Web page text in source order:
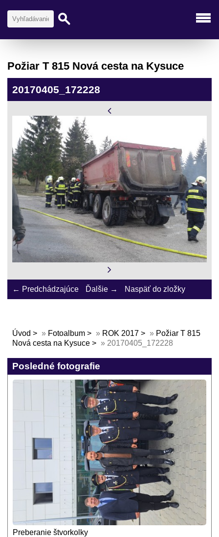
Požiar T 815 Nová cesta na Kysuce
20170405_172228
← Predchádzajúce Ďalšie → Naspäť do zložky
Úvod » Fotoalbum » ROK 2017 » Požiar T 815
Nová cesta na Kysuce
» 20170405_172228
Posledné fotografie
Preberanie štvorkolky